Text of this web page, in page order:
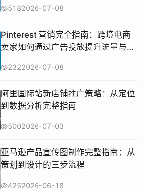
5182026-07-08
Pinterest 营销完全指南：跨境电商
卖家如何通过广告投放提升流量与转
化
2322026-07-08
阿里国际站新店铺推广策略：从定位
到数据分析完整指南
5002026-07-03
亚马逊产品宣传图制作完整指南：从
策划到设计的三步流程
4252026-06-18